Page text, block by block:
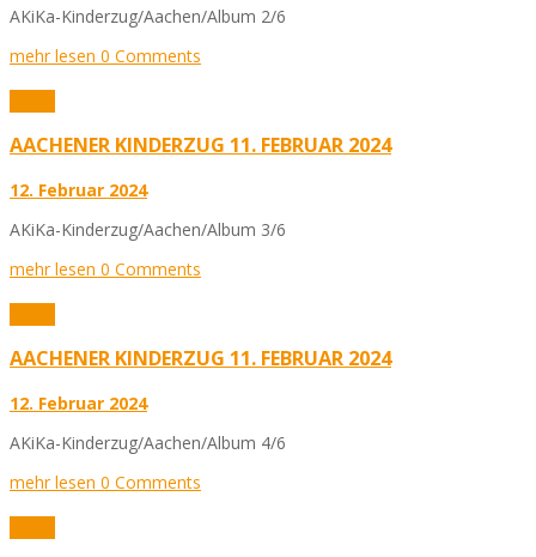
AKiKa-Kinderzug/Aachen/Album 2/6
mehr lesen 0 Comments
AACHENER KINDERZUG 11. FEBRUAR 2024
12. Februar 2024
AKiKa-Kinderzug/Aachen/Album 3/6
mehr lesen 0 Comments
AACHENER KINDERZUG 11. FEBRUAR 2024
12. Februar 2024
AKiKa-Kinderzug/Aachen/Album 4/6
mehr lesen 0 Comments